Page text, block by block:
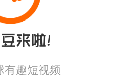
有趣短视频